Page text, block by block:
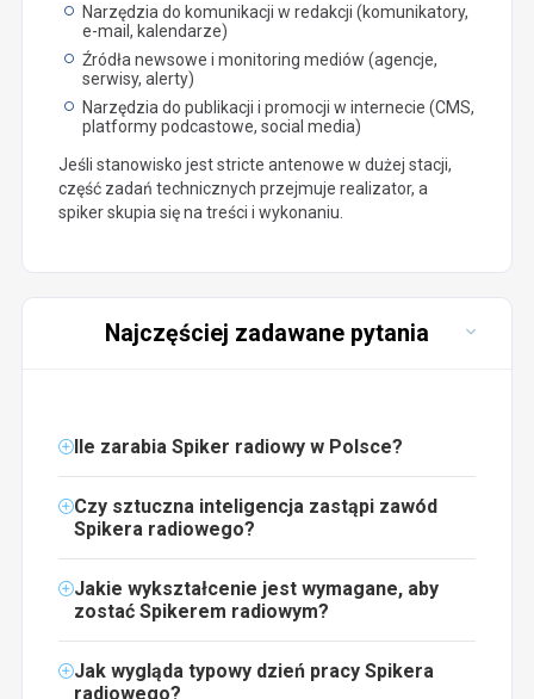
Narzędzia do komunikacji w redakcji (komunikatory,
e-mail, kalendarze)
Źródła newsowe i monitoring mediów (agencje,
serwisy, alerty)
Narzędzia do publikacji i promocji w internecie (CMS,
platformy podcastowe, social media)
Jeśli stanowisko jest stricte antenowe w dużej stacji,
część zadań technicznych przejmuje realizator, a
spiker skupia się na treści i wykonaniu.
Najczęściej zadawane pytania
Ile zarabia Spiker radiowy w Polsce?
Czy sztuczna inteligencja zastąpi zawód
Spikera radiowego?
Jakie wykształcenie jest wymagane, aby
zostać Spikerem radiowym?
Jak wygląda typowy dzień pracy Spikera
radiowego?